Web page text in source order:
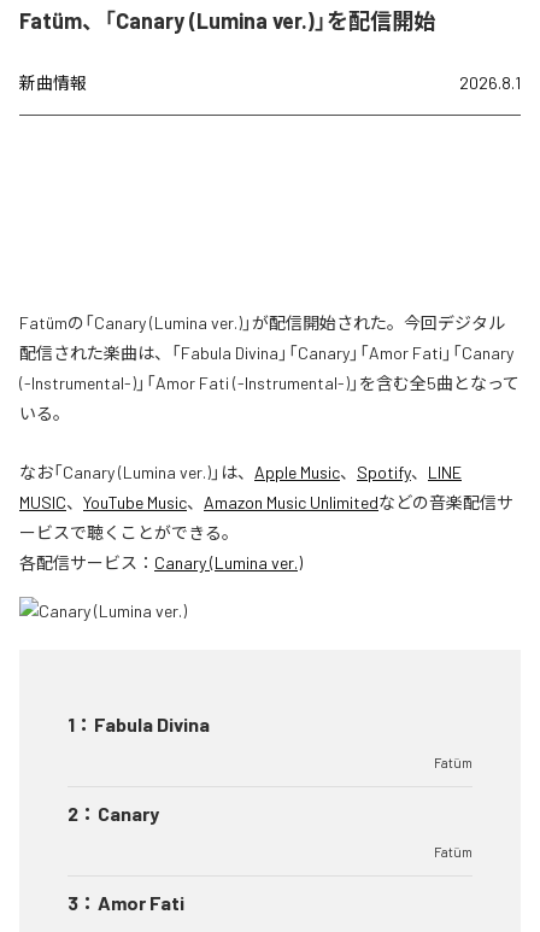
Fatüm、「Canary (Lumina ver.)」を配信開始
新曲情報 2026.8.1
Fatümの「Canary (Lumina ver.)」が配信開始された。今回デジタル
配信された楽曲は、「Fabula Divina」「Canary」「Amor Fati」「Canary
(-Instrumental-)」「Amor Fati (-Instrumental-)」を含む全5曲となって
いる。
なお「Canary (Lumina ver.)」は、 Apple Music、 Spotify、 LINE
MUSIC、 YouTube Music、 Amazon Music Unlimitedなどの音楽配信サ
ービスで聴くことができる。
各配信サービス： Canary (Lumina ver.)
1 ： Fabula Divina
Fatüm
2 ： Canary
Fatüm
3 ： Amor Fati